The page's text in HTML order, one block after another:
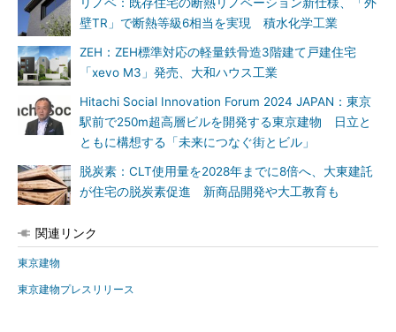
壁TR」で断熱等級6相当を実現 積水化学工業
ZEH：ZEH標準対応の軽量鉄骨造3階建て戸建住宅
「xevo M3」発売、大和ハウス工業
Hitachi Social Innovation Forum 2024 JAPAN：東京
駅前で250m超高層ビルを開発する東京建物 日立と
ともに構想する「未来につなぐ街とビル」
脱炭素：CLT使用量を2028年までに8倍へ、大東建託
が住宅の脱炭素促進 新商品開発や大工教育も
関連リンク
東京建物
東京建物プレスリリース